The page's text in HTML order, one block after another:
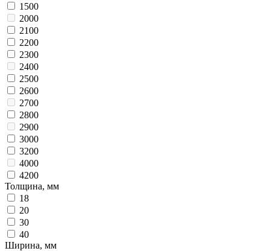
1500
2000
2100
2200
2300
2400
2500
2600
2700
2800
2900
3000
3200
4000
4200
Толщина, мм
18
20
30
40
Ширина, мм